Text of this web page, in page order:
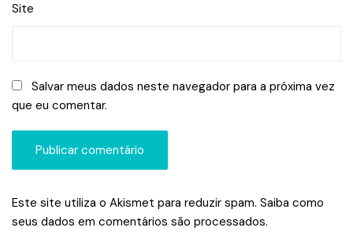
Site
Salvar meus dados neste navegador para a próxima vez
que eu comentar.
Este site utiliza o Akismet para reduzir spam. Saiba como
seus dados em comentários são processados.